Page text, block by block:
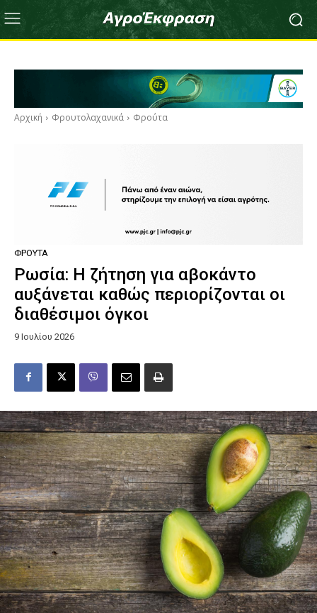
Αρχική Φρουτολαχανικά Φρούτα
ΦΡΟΎΤΑ
Ρωσία: Η ζήτηση για αβοκάντο
αυξάνεται καθώς περιορίζονται οι
διαθέσιμοι όγκοι
9 Ιουλίου 2026